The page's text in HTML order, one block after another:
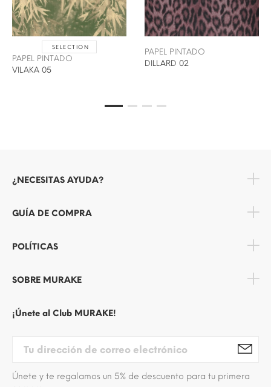
SELECTION
PAPEL PINTADO
VILAKA 05
PAPEL PINTADO
DILLARD 02
¿NECESITAS AYUDA?
GUÍA DE COMPRA
POLÍTICAS
SOBRE MURAKE
¡Únete al Club MURAKE!
Únete y te regalamos un 5% de descuento para tu primera